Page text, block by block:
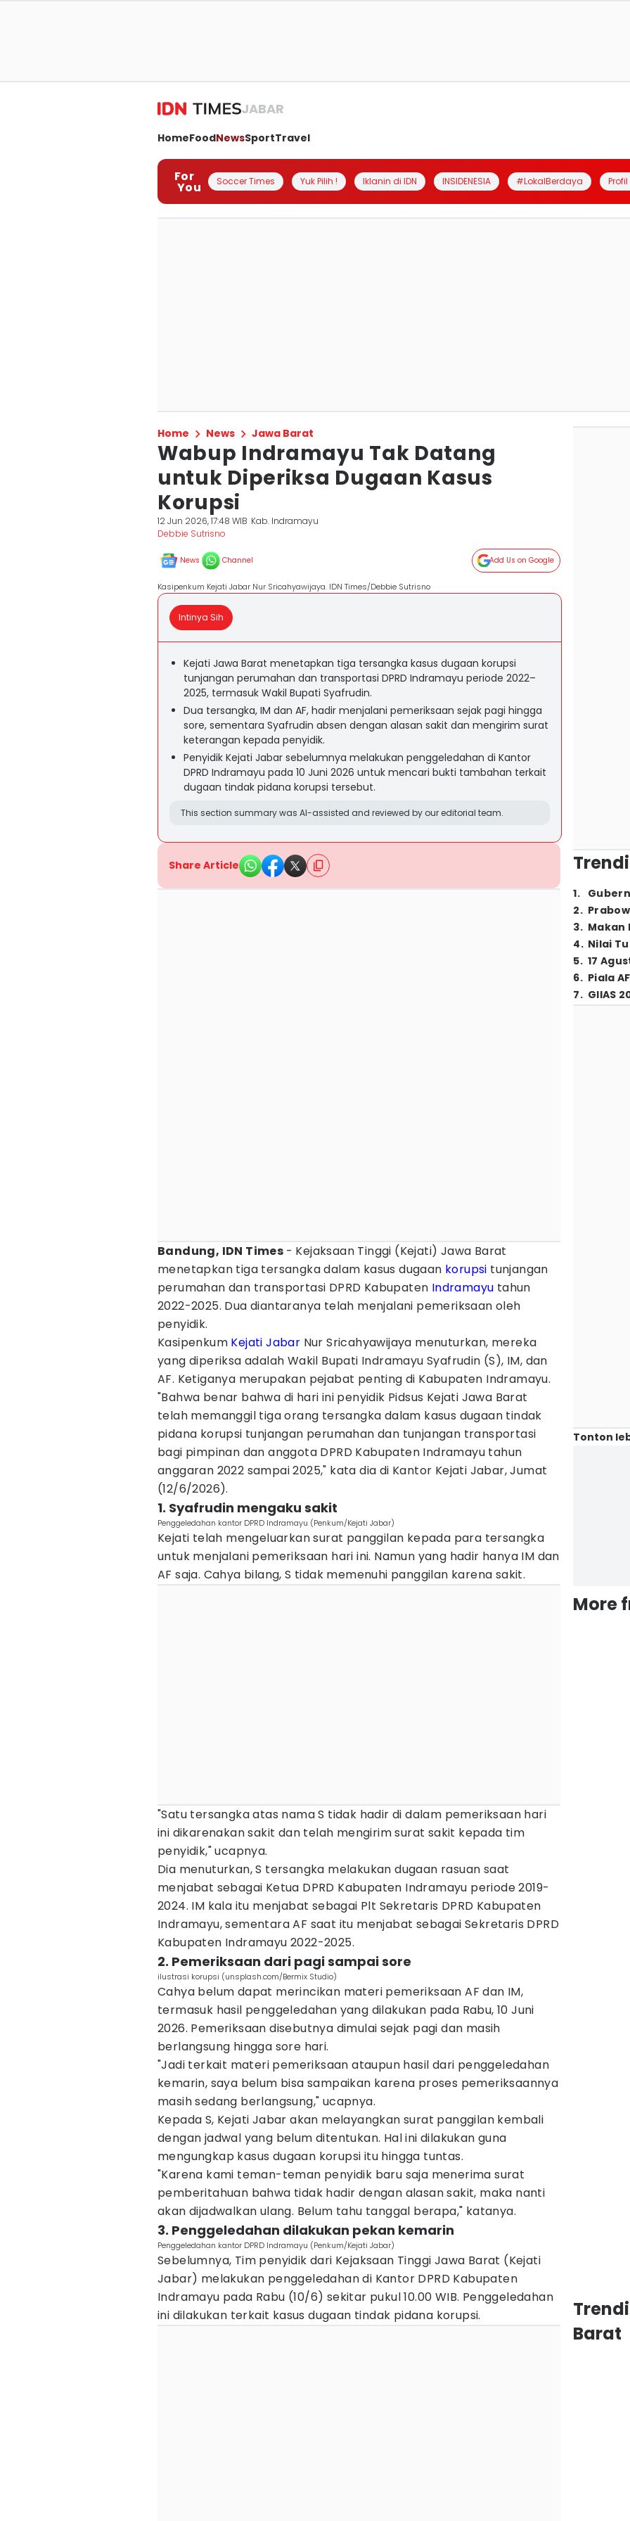
JABAR
HomeFoodNewsSportTravel
For
You Soccer Times Yuk Pilih ! Iklanin di IDN INSIDENESIA #LokalBerdaya
Home News Jawa Barat
Wabup Indramayu Tak Datang
untuk Diperiksa Dugaan Kasus
Korupsi
12 Jun 2026, 17:48 WIB Kab. Indramayu
Debbie Sutrisno
News Channel Add Us on Google
Kasipenkum Kejati Jabar Nur Sricahyawijaya. IDN Times/Debbie Sutrisno
Intinya Sih
Kejati Jawa Barat menetapkan tiga tersangka kasus dugaan korupsi
tunjangan perumahan dan transportasi DPRD Indramayu periode 2022–
2025, termasuk Wakil Bupati Syafrudin.
Dua tersangka, IM dan AF, hadir menjalani pemeriksaan sejak pagi hingga
sore, sementara Syafrudin absen dengan alasan sakit dan mengirim surat
keterangan kepada penyidik.
Penyidik Kejati Jabar sebelumnya melakukan penggeledahan di Kantor
DPRD Indramayu pada 10 Juni 2026 untuk mencari bukti tambahan terkait
dugaan tindak pidana korupsi tersebut.
This section summary was AI-assisted and reviewed by our editorial team.
Share Article
Bandung, IDN Times - Kejaksaan Tinggi (Kejati) Jawa Barat
menetapkan tiga tersangka dalam kasus dugaan korupsi tunjangan
perumahan dan transportasi DPRD Kabupaten Indramayu tahun
2022-2025. Dua diantaranya telah menjalani pemeriksaan oleh
penyidik.
Kasipenkum Kejati Jabar Nur Sricahyawijaya menuturkan, mereka
yang diperiksa adalah Wakil Bupati Indramayu Syafrudin (S), IM, dan
AF. Ketiganya merupakan pejabat penting di Kabupaten Indramayu.
"Bahwa benar bahwa di hari ini penyidik Pidsus Kejati Jawa Barat
telah memanggil tiga orang tersangka dalam kasus dugaan tindak
pidana korupsi tunjangan perumahan dan tunjangan transportasi
bagi pimpinan dan anggota DPRD Kabupaten Indramayu tahun
anggaran 2022 sampai 2025," kata dia di Kantor Kejati Jabar, Jumat
(12/6/2026).
1. Syafrudin mengaku sakit
Penggeledahan kantor DPRD Indramayu (Penkum/Kejati Jabar)
Kejati telah mengeluarkan surat panggilan kepada para tersangka
untuk menjalani pemeriksaan hari ini. Namun yang hadir hanya IM dan
AF saja. Cahya bilang, S tidak memenuhi panggilan karena sakit.
"Satu tersangka atas nama S tidak hadir di dalam pemeriksaan hari
ini dikarenakan sakit dan telah mengirim surat sakit kepada tim
penyidik," ucapnya.
Dia menuturkan, S tersangka melakukan dugaan rasuan saat
menjabat sebagai Ketua DPRD Kabupaten Indramayu periode 2019-
2024. IM kala itu menjabat sebagai Plt Sekretaris DPRD Kabupaten
Indramayu, sementara AF saat itu menjabat sebagai Sekretaris DPRD
Kabupaten Indramayu 2022-2025.
2. Pemeriksaan dari pagi sampai sore
ilustrasi korupsi (unsplash.com/Bermix Studio)
Cahya belum dapat merincikan materi pemeriksaan AF dan IM,
termasuk hasil penggeledahan yang dilakukan pada Rabu, 10 Juni
2026. Pemeriksaan disebutnya dimulai sejak pagi dan masih
berlangsung hingga sore hari.
"Jadi terkait materi pemeriksaan ataupun hasil dari penggeledahan
kemarin, saya belum bisa sampaikan karena proses pemeriksaannya
masih sedang berlangsung," ucapnya.
Kepada S, Kejati Jabar akan melayangkan surat panggilan kembali
dengan jadwal yang belum ditentukan. Hal ini dilakukan guna
mengungkap kasus dugaan korupsi itu hingga tuntas.
"Karena kami teman-teman penyidik baru saja menerima surat
pemberitahuan bahwa tidak hadir dengan alasan sakit, maka nanti
akan dijadwalkan ulang. Belum tahu tanggal berapa," katanya.
3. Penggeledahan dilakukan pekan kemarin
Penggeledahan kantor DPRD Indramayu (Penkum/Kejati Jabar)
Sebelumnya, Tim penyidik dari Kejaksaan Tinggi Jawa Barat (Kejati
Jabar) melakukan penggeledahan di Kantor DPRD Kabupaten
Indramayu pada Rabu (10/6) sekitar pukul 10.00 WIB. Penggeledahan
ini dilakukan terkait kasus dugaan tindak pidana korupsi.
1.
2.
3. Makan
4. Nilai
5. 17
6. Piala
7. GIIAS
Tonton
More
Barat